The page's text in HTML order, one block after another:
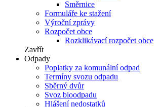
Směrnice
Formuláře ke stažení
Výroční zprávy
Rozpočet obce
Rozklikávací rozpočet obce
Zavřít
Odpady
Poplatky za komunální odpad
Termíny svozu odpadu
Sběrný dvůr
Svoz bioodpadu
Hlášení nedostatků